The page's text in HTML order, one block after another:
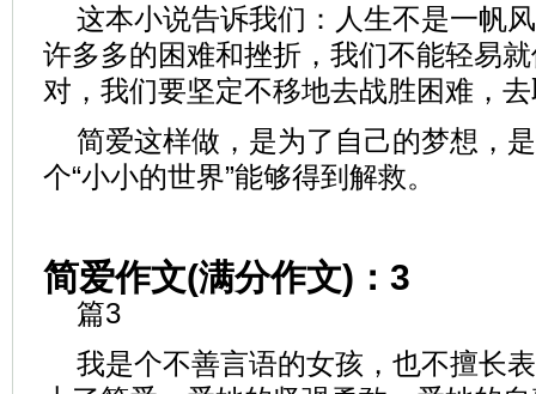
这本小说告诉我们：人生不是一帆
许多多的困难和挫折，我们不能轻易
对，我们要坚定不移地去战胜困难，
简爱这样做，是为了自己的梦想，
个“小小的世界”能够得到解救。
简爱作文(满分作文)：3
篇3
我是个不善言语的女孩，也不擅长